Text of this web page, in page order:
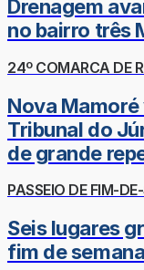
Drenagem
no bairro três
24º COMARCA DE
Nova Mamoré
Tribunal do
de grande
PASSEIO DE FIM-
Seis lugares
fim de